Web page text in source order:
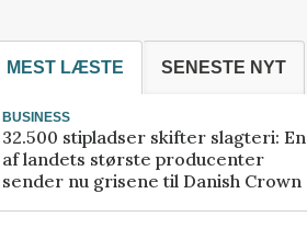
MEST LÆSTE SENESTE NYT
BUSINESS
32.500 stipladser skifter slagteri: En
af landets største producenter
sender nu grisene til Danish Crown